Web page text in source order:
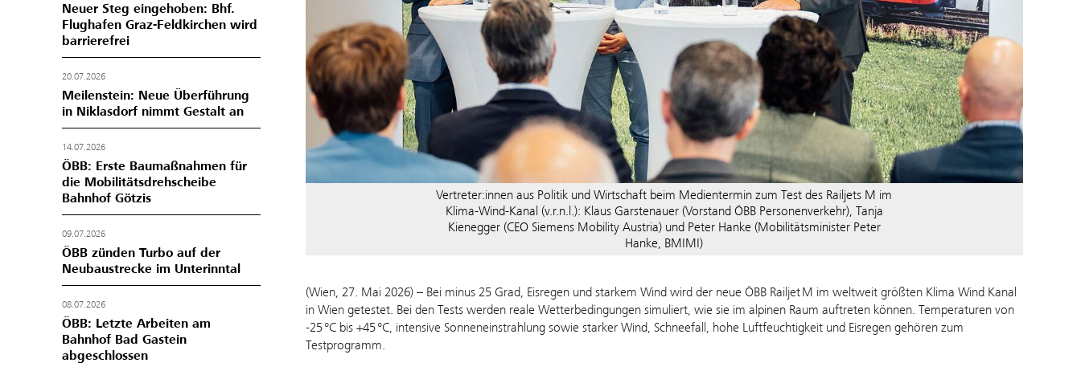
Neuer Steg eingehoben: Bhf.
Flughafen Graz-Feldkirchen wird
barrierefrei
20.07.2026
Meilenstein: Neue Überführung
in Niklasdorf nimmt Gestalt an
14.07.2026
ÖBB: Erste Baumaßnahmen für
die Mobilitätsdrehscheibe
Bahnhof Götzis
09.07.2026
ÖBB zünden Turbo auf der
Neubaustrecke im Unterinntal
08.07.2026
ÖBB: Letzte Arbeiten am
Bahnhof Bad Gastein
abgeschlossen
Vertreter:innen aus Politik und Wirtschaft beim Medientermin zum Test des Railjets M im
Klima-Wind-Kanal (v.r.n.l.): Klaus Garstenauer (Vorstand ÖBB Personenverkehr), Tanja
Kienegger (CEO Siemens Mobility Austria) und Peter Hanke (Mobilitätsminister Peter
Hanke, BMIMI)
(Wien, 27. Mai 2026) – Bei minus 25 Grad, Eisregen und starkem Wind wird der neue ÖBB Railjet M im weltweit größten Klima Wind Kanal
in Wien getestet. Bei den Tests werden reale Wetterbedingungen simuliert, wie sie im alpinen Raum auftreten können. Temperaturen von
-25 °C bis +45 °C, intensive Sonneneinstrahlung sowie starker Wind, Schneefall, hohe Luftfeuchtigkeit und Eisregen gehören zum
Testprogramm.